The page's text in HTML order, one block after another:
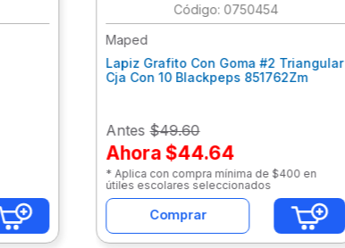
: 0750454
Maped
Lapiz Grafito Con Goma #2 Triangular
Cja Con 10 Blackpeps 851762Zm
Antes$49.60
Ahora$44.64
* Aplica con compra mínima de $400 en
útiles escolares seleccionados
Comprar